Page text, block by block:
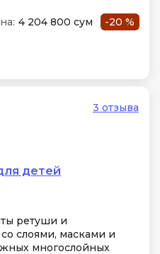
4 204 800 сум -20 %
3 отзыва
детей
ретуши и
слоями, масками и
многослойных